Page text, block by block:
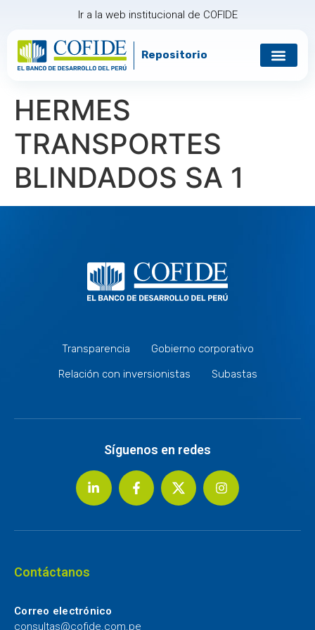
Ir a la web institucional de COFIDE
Repositorio
HERMES
TRANSPORTES
BLINDADOS SA 1
Transparencia
Gobierno corporativo
Relación con inversionistas
Subastas
Síguenos en redes
Contáctanos
Correo electrónico
consultas@cofide.com.pe